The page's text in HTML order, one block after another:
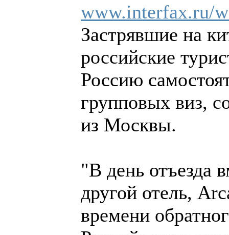
www.interfax.ru/
Застрявшие на
российские
Россию
групповых виз,
из Москвы.
"В день отъезда
другой отель,
времени